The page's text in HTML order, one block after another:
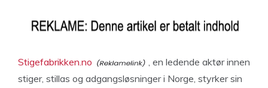
Stigefabrikken.no
, en ledende aktør innen
stiger, stillas og adgangsløsninger i Norge, styrker sin